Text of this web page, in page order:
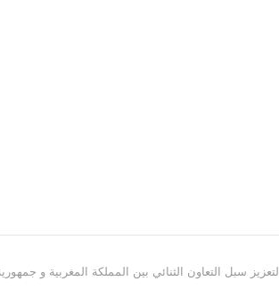
سبل التعاون الثنائي بين المملكة المغربية و